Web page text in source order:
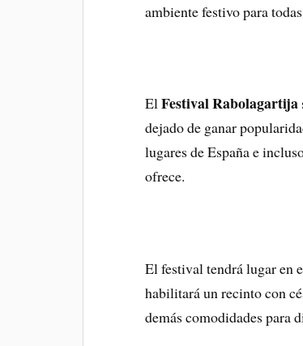
ambiente festivo para
ElFestival Rabolagartija
dejado de ganar
lugares de España e
ofrece.
El festival tendrá lugar en
habilitará un recinto con
demás comodidades para